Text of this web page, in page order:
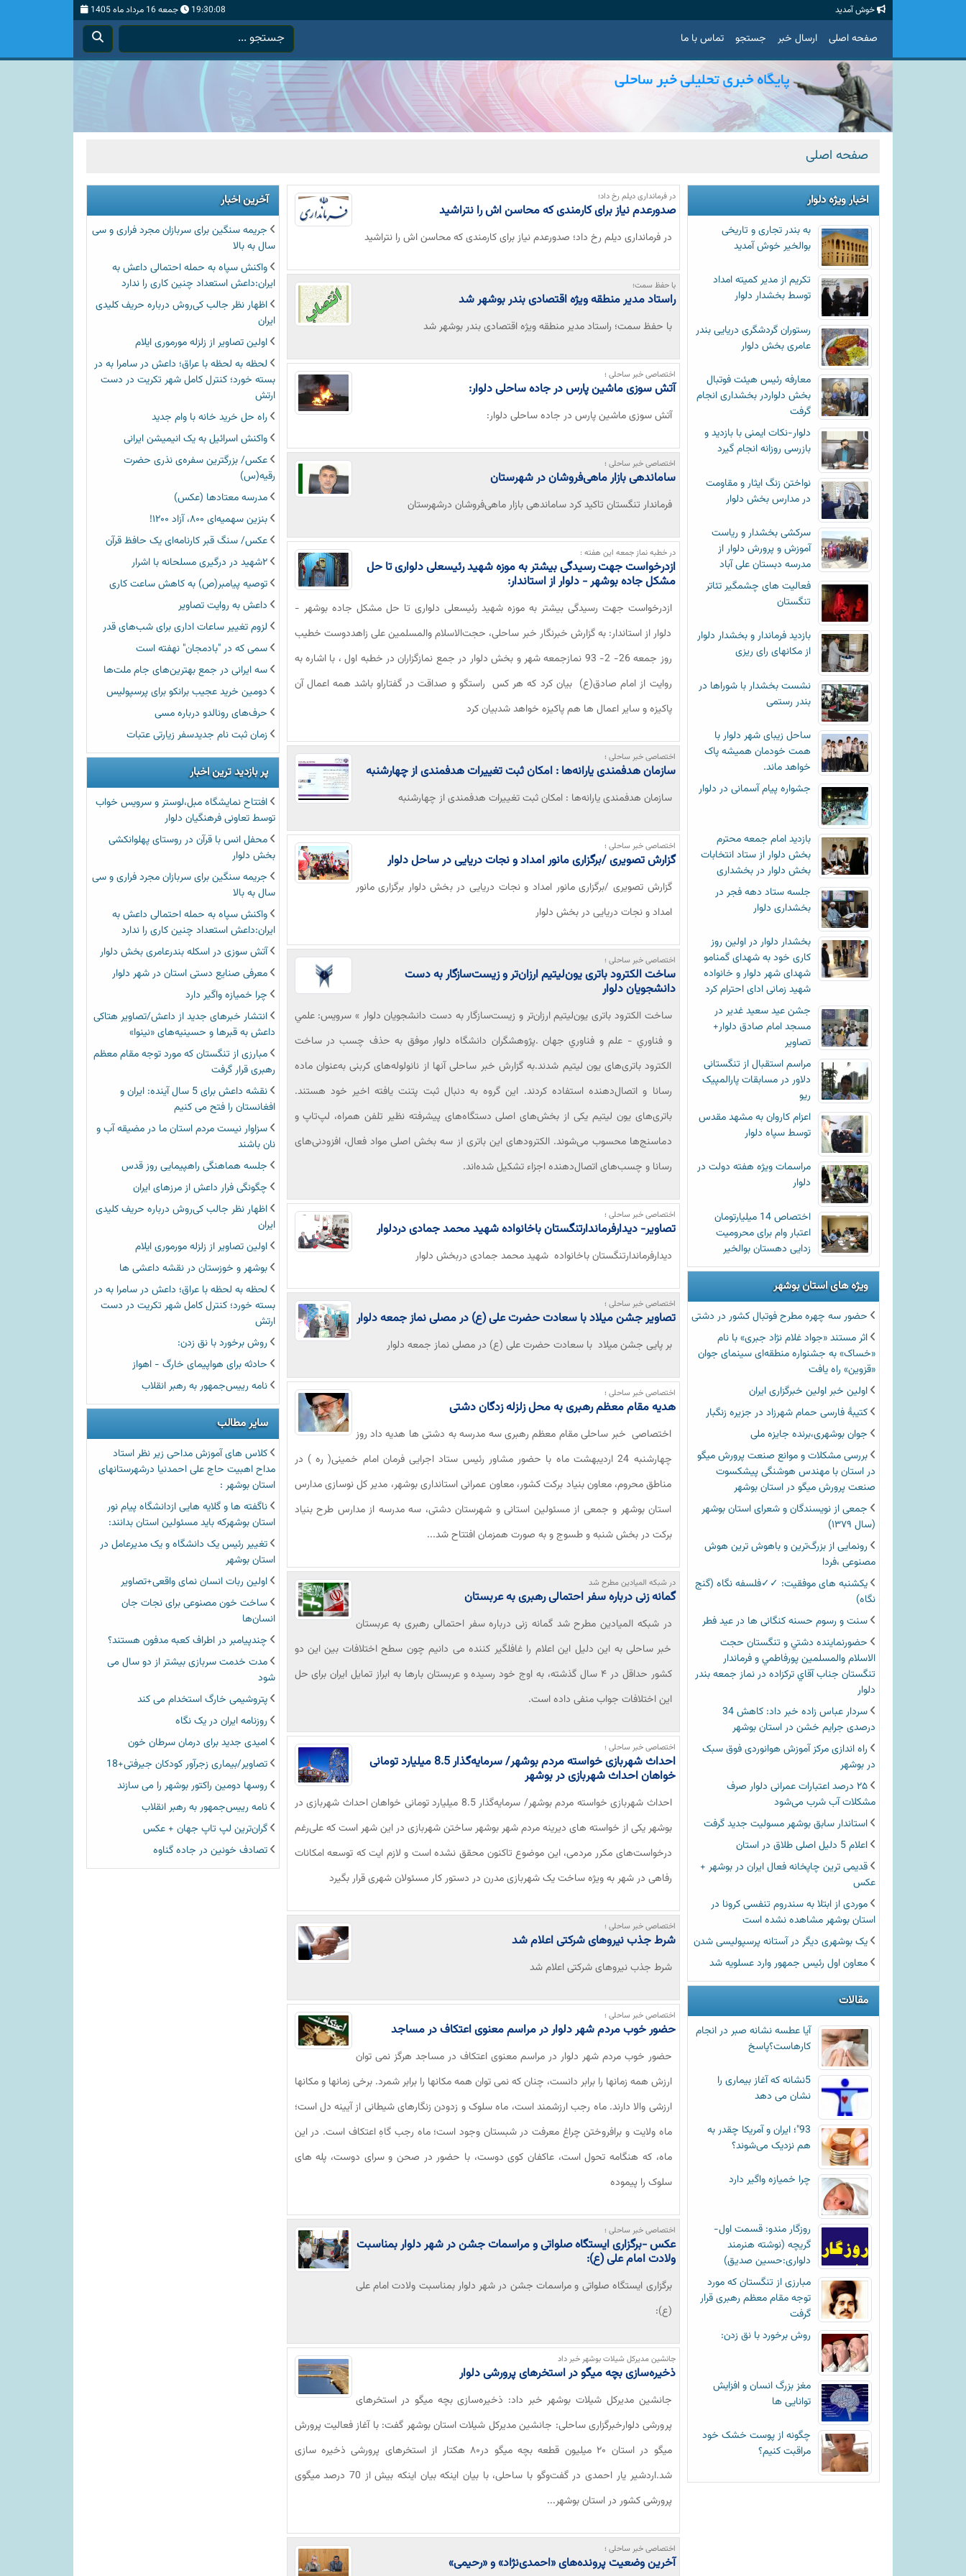
خوش آمدید 19:30:09 جمعه 16 مرداد ماه 1405
صفحه اصلی ارسال خبر جستجو تماس با ما
صفحه اصلی
در فرمانداری دیلم رخ داد؛
صدورعدم نیاز برای کارمندی که محاسن اش را نتراشید
در فرمانداری دیلم رخ داد؛ صدورعدم نیاز برای کارمندی که محاسن اش را نتراشید
با حفظ سمت؛
راستاد مدیر منطقه ویژه اقتصادی بندر بوشهر شد
با حفظ سمت؛ راستاد مدیر منطقه ویژه اقتصادی بندر بوشهر شد
اختصاصی خبر ساحلی ؛
آتش سوزی ماشین پارس در جاده ساحلی دلوار:
آتش سوزی ماشین پارس در جاده ساحلی دلوار:
اختصاصی خبر ساحلی ؛
ساماندهی بازار ماهی‌فروشان در شهرستان
فرماندار تنگستان تاکید کرد ساماندهی بازار ماهی‌فروشان درشهرستان
در خطبه نماز جمعه این هفته :
ازدرخواست جهت رسیدگی بیشتر به موزه شهید رئیسعلی دلواری تا حل
مشکل جاده بوشهر - دلوار از استاندار:
ازدرخواست جهت رسیدگی بیشتر به موزه شهید رئیسعلی دلواری تا حل مشکل جاده بوشهر -
دلوار از استاندار: به گزارش خبرنگار خبر ساحلی، حجت‌الاسلام والمسلمین علی زاهددوست خطیب
روز جمعه 26- 2- 93 نمازجمعه شهر و بخش دلوار در جمع نمازگزاران در خطبه اول ، با اشاره به
روایت از امام صادق(ع) بیان کرد که هر کس راستگو و صداقت در گفتاراو باشد همه اعمال آن
پاکیزه و سایر اعمال ها هم پاکیزه خواهد شدبیان کرد
اختصاصی خبر ساحلی ؛
سازمان هدفمندی‌ یارانه‌ها : امکان ثبت تغییرات هدفمندی از چهارشنبه
سازمان هدفمندی‌ یارانه‌ها : امکان ثبت تغییرات هدفمندی از چهارشنبه
اختصاصی خبر ساحلی ؛
گزارش تصویری /برگزاری مانور امداد و نجات دریایی در ساحل دلوار
گزارش تصویری /برگزاری مانور امداد و نجات دریایی در بخش دلوار برگزاری مانور
امداد و نجات دریایی در بخش دلوار
اختصاصی خبر ساحلی ؛
ساخت الکترود باتری یون‌لیتیم ارزان‌تر و زیست‌سازگار به دست
دانشجویان دلوار
ساخت الکترود باتری یون‌لیتیم ارزان‌تر و زیست‌سازگار به دست دانشجویان دلوار » سرویس: علمي
و فناوري - علم و فناوري جهان .پژوهشگران دانشگاه دلوار موفق به حذف چسب در ساخت
الکترود باتری‌های یون لیتیم شدند.به گزارش خبر ساحلی آنها از نانولوله‌های کربنی به‌عنوان ماده
رسانا و اتصال‌دهنده استفاده کردند. این گروه به دنبال ثبت پتنت یافته اخیر خود هستند.
باتری‌های یون لیتیم یکی از بخش‌های اصلی دستگاه‌های پیشرفته نظیر تلفن همراه، لپ‌تاپ‌ و
دماسنج‌ها محسوب می‌شوند. الکترودهای این باتری از سه بخش اصلی مواد فعال، افزودنی‌های
رسانا و چسب‌های اتصال‌دهنده اجزاء تشکیل شده‌اند.
اختصاصی خبر ساحلی ؛
تصاویر- دیدارفرماندارتنگستان باخانواده شهید محمد جمادی دردلوار
دیدارفرماندارتنگستان باخانواده شهید محمد جمادی دربخش دلوار
اختصاصی خبر ساحلی ؛
تصاویر جشن میلاد با سعادت حضرت علی (ع) در مصلی نماز جمعه دلوار
بر پایی جشن میلاد با سعادت حضرت علی (ع) در مصلی نماز جمعه دلوار
اختصاصی خبر ساحلی ؛
هدیه مقام معظم رهبری به محل زلزله زدگان دشتی
اختصاصی خبر ساحلی مقام معظم رهبری سه مدرسه به دشتی ها هدیه داد روز
چهارشنبه 24 اردیبهشت ماه با حضور مشاور رئیس ستاد اجرایی فرمان امام خمینی( ره ) در
مناطق محروم، معاون بنیاد برکت کشور، معاون عمرانی استانداری بوشهر، مدیر کل نوسازی مدارس
استان بوشهر و جمعی از مسئولین استانی و شهرستان دشتی، سه مدرسه از مدارس طرح بنیاد
برکت در بخش شنبه و طسوج و به صورت همزمان افتتاح شد...
در شبکه المیادین مطرح شد
گمانه زنی درباره سفر احتمالی رهبری به عربستان
در شبکه المیادین مطرح شد گمانه زنی درباره سفر احتمالی رهبری به عربستان
خبر ساحلی به این دلیل این اعلام را غافلگیر کننده می دانیم چون سطح اختلافات بین این دو
کشور حداقل در ۴ سال گذشته، به اوج خود رسیده و عربستان بارها به ابراز تمایل ایران برای حل
این اختلافات جواب منفی داده است.
اختصاصی خبر ساحلی ؛
احداث شهربازی خواسته مردم بوشهر/ سرمایه‌گذار 8.5 میلیارد تومانی
خواهان احداث شهربازی در بوشهر
احداث شهربازی خواسته مردم بوشهر/ سرمایه‌گذار 8.5 میلیارد تومانی خواهان احداث شهربازی در
بوشهر یکی از خواسته های دیرینه مردم شهر بوشهر ساختن شهربازی در این شهر است که علی‌رغم
درخواست‌های مکرر مردمی، این موضوع تاکنون محقق نشده است و لازم ایت که توسعه امکانات
رفاهی در شهر به ویژه ساخت یک شهربازی مدرن در دستور کار مسئولان شهری قرار بگیرد
اختصاصی خبر ساحلی ؛
شرط جذب نیروهای شرکتی‌ اعلام شد
شرط جذب نیروهای شرکتی‌ اعلام شد
اختصاصی خبر ساحلی ؛
حضور خوب مردم شهر دلوار در مراسم معنوی اعتکاف در مساجد
حضور خوب مردم شهر دلوار در مراسم معنوی اعتکاف در مساجد هرگز نمی توان
ارزش همه زمانها را برابر دانست، چنان که نمی توان همه مکانها را برابر شمرد. برخی زمانها و مکانها
ارزشی والا دارند. ماه رجب ارزشمند است، ماه سلوک و زدودن زنگارهای شیطانی از آیینه دل است؛
ماه ولایت و برافروختن چراغ معرفت در شبستان وجود است؛ ماه رجب گاهِ اعتکاف است. در این
ماه، که هنگامه تحول است، عاکفان کوی دوست، با حضور در صحن و سرای دوست، پله های
سلوک را پیموده
اختصاصی خبر ساحلی ؛
عکس -برگزاری ایستگاه صلواتی و مراسمات جشن در شهر دلوار بمناسبت
ولادت امام علی (ع):
برگزاری ایستگاه صلواتی و مراسمات جشن در شهر دلوار بمناسبت ولادت امام علی
(ع):
جانشین مدیرکل شیلات بوشهر خبر داد
ذخیره‌سازی بچه میگو در استخرهای پرورشی دلوار
جانشین مدیرکل شیلات بوشهر خبر داد: ذخیره‌سازی بچه میگو در استخرهای
پرورشی دلوارخبرگزاری ساحلی: جانشین مدیرکل شیلات استان بوشهر گفت: با آغاز فعالیت پرورش
میگو در استان ‌۲۰ میلیون قطعه بچه میگو در۸۰ هکتار از استخرهای پرورشی ذخیره سازی
شد.اردشیر یار احمدی در گفت‌و‌گو با ساحلی،‌ با بیان اینکه بیان اینکه بیش از 70 درصد میگوی
پرورشی کشور در استان بوشهر...
اختصاصی خبر ساحلی ؛
آخرین وضعیت پرونده‌های «احمدی‌نژاد» و «رحیمی»
اخبار ویژه دلوار
به بندر تجاری و تاریخی
بوالخیر خوش آمدید
تکریم از مدیر کمیته امداد
توسط بخشدار دلوار
رستوران گردشگری دریایی بندر
عامری بخش دلوار
معارفه رئیس هیئت فوتبال
بخش دلواردر بخشداری انجام
گرفت
دلوار-نکات ایمنی با بازدید و
بازرسی روزانه انجام گیرد
نواختن زنگ ایثار و مقاومت
در مدارس بخش دلوار
سرکشی بخشدار و ریاست
آموزش و پرورش دلوار از
مدرسه دبستان علی آباد
فعالیت های چشمگیر تئاتر
تنگستان
بازدید فرماندار و بخشدار دلوار
از مکانهای رای ریزی
نشست بخشدار با شوراها در
بندر رستمی
ساحل زیبای شهر دلوار با
همت خودمان همیشه پاک
خواهد ماند.
جشواره پیام آسمانی در دلوار
بازدید امام جمعه محترم
بخش دلوار از ستاد انتخابات
بخش دلوار در بخشداری
جلسه ستاد دهه فجر در
بخشداری دلوار
بخشدار دلوار در اولین روز
کاری خود به شهدای گمنامو
شهدای شهر دلوار و خانواده
شهید زمانی ادای احترام کرد
جشن عید سعید غدیر در
مسجد امام صادق دلوار+
تصاویر
مراسم استقبال از تنگستانی
دلاور در مسابقات پارالمپیک
ریو
اعزام کاروان به مشهد مقدس
توسط سپاه دلوار
مراسمات ویژه هفته دولت در
دلوار
اختصاص 14 میلیارتومان
اعتبار وام برای محرومیت
زدایی دهستان بوالخیر
ویژه های استان بوشهر
حضور سه چهره مطرح فوتبال کشور در دشتی
اثر مستند «جواد غلام نژاد جبری» با نام
«خساک» به جشنواره منطقه‌ای سینمای جوان
«قزوین» راه یافت
اولین خبر اولین خبرگزاری ایران‏
کتیبۀ فارسی حمام شهرزاد در جزیره زنگبار
جوان بوشهری،برنده جایزه ملی
بررسی مشکلات و موانع صنعت پرورش میگو
در استان با مهندس هوشنگی پیشکسوت
صنعت پرورش میگو در استان بوشهر
جمعی از نویسندگان و شعرای استان بوشهر
(سال ۱۳۷۹)
رونمایی از بزرگ‌ترین و باهوش ترین هوش
مصنوعی ،فردا
یکشنبه های موفقیت: ✓✓فلسفه نگاه (گنج
نگاه)
سنت و رسوم حسنه کنگانی ها در عید فطر
حضورنماينده دشتي و تنگستان حجت
الاسلام والمسلمين پورفاطمي و فرماندار
تنگستان جناب آقاي تركزاده در نماز جمعه بندر
دلوار
سردار عباس زاده خبر داد: کاهش 34
درصدی جرایم خشن در استان بوشهر
راه اندازی مرکز آموزش هوانوردی فوق سبک
در بوشهر
۲۵ درصد اعتبارات عمرانی دلوار صرف
مشکلات آب شرب می‌شود
استاندار سابق بوشهر مسولیت جدید گرفت
اعلام 5 دلیل اصلی طلاق در استان
قدیمی ترین چاپخانه فعال ایران در بوشهر +
عکس
موردی از ابتلا به سندروم تنفسی کرونا در
استان بوشهر مشاهده نشده است
یک بوشهری دیگر در آستانه پرسپولیسی شدن
معاون اول رئیس جمهور وارد عسلویه شد
مقالات
آیا عطسه‌ نشانه صبر در انجام
کارهاست؟پاسخ
5نشانه که آغاز بیماری را
نشان می دهد
93"؛ ایران و آمریکا چقدر به
هم نزدیک می‌شوند؟
چرا خمیازه واگیر دارد
روزگار مندو: قسمت اول-
گریچه (نوشته هنرمند
دلواری:حسین صدیق)
مبارزی از تنگستان که مورد
توجه مقام معظم رهبری قرار
گرفت
روش برخورد با نق زدن:
مغز بزرگ انسان و افزایش
توانایی ها
چگونه از پوست خشک خود
مراقبت کنیم؟
آخرین اخبار
جریمه سنگین برای سربازان مجرد فراری و سی
سال به بالا
واکنش سپاه به حمله احتمالی داعش به
ایران:داعش استعداد چنین کاری را ندارد
اظهار نظر جالب کی‌روش درباره حریف کلیدی
ایران
اولین تصاویر از زلزله مورموری ایلام
لحظه به لحظه با عراق؛ داعش در سامرا به در
بسته خورد؛ کنترل کامل شهر تکریت در دست
ارتش
راه حل خرید خانه با وام جدید
واکنش اسرائیل به یک انیمیشن ایرانی
عکس/ بزرگترین سفره‌ی نذری حضرت
رقیه(س)
مدرسه معتادها (عکس)
بنزین سهمیه‌ای ۸۰۰، آزاد ۱۲۰۰!
عکس/ سنگ قبر کارنامه‌ای یک حافظ قرآن
۲شهید در درگیری مسلحانه با اشرار
توصیه پیامبر(ص) به کاهش ساعت کاری
داعش به روایت تصاویر
لزوم تغییر ساعات اداری برای شب‌های قدر
سمی که در "بادمجان" نهفته است
سه ایرانی در جمع بهترین‌‌های جام ملت‌ها
دومین خرید عجیب برانکو برای پرسپولیس
حرف‌های رونالدو درباره مسی
زمان ثبت نام جديدسفر زیارتی عتبات
پر بازدید ترین اخبار
افتتاح نمایشگاه مبل،لوستر و سرویس خواب
توسط تعاونی فرهنگیان دلوار
محفل انس با قرآن در روستای پهلوانکشی
بخش دلوار
جریمه سنگین برای سربازان مجرد فراری و سی
سال به بالا
واکنش سپاه به حمله احتمالی داعش به
ایران:داعش استعداد چنین کاری را ندارد
آتش سوزی در اسکله بندرعامری بخش دلوار
معرفی صنایع دستی استان در شهر دلوار
چرا خمیازه واگیر دارد
انتشار خبرهای جدید از داعش/تصاویر هتاکی
داعش به قبرها و حسینیه‌های «نینوا»
مبارزی از تنگستان که مورد توجه مقام معظم
رهبری قرار گرفت
نقشه داعش برای 5 سال آینده: ایران و
افغانستان را فتح می کنیم
سزاوار نیست مردم استان ما در مضیقه آب و
نان باشند
جلسه هماهنگی راهپیمایی روز قدس
چگونگی فرار داعش از مرزهای ایران
اظهار نظر جالب کی‌روش درباره حریف کلیدی
ایران
اولین تصاویر از زلزله مورموری ایلام
بوشهر و خوزستان در نقشه داعشی ها
لحظه به لحظه با عراق؛ داعش در سامرا به در
بسته خورد؛ کنترل کامل شهر تکریت در دست
ارتش
روش برخورد با نق زدن:
حادثه برای هواپیمای خارگ - اهواز
نامه رییس‌جمهور به رهبر انقلاب
سایر مطالب
کلاس های آموزش مداحی زیر نظر استاد
مداح اهبیت حاج علی احمدنیا درشهرستانهای
استان بوشهر :
ناگفته ها و گلایه هایی ازدانشگاه پیام نور
استان بوشهرکه باید مسئولین استان بدانند:
تغییر رئیس یک دانشگاه و یک مدیرعامل در
استان بوشهر
اولین ربات انسان نمای واقعی+تصاویر
ساخت خون مصنوعی برای نجات جان
انسان‌ها
چندپیامبر در اطراف کعبه مدفون هستند؟
مدت خدمت سربازی بیشتر از دو سال می
شود
پتروشیمی خارگ استخدام می کند
روزنامه ایران در یک نگاه
امیدی جدید برای درمان سرطان خون
تصاویر/بیماری زجرآور کودکان جیرفتی+18
روسها دومین راکتور بوشهر را می سازند
نامه رییس‌جمهور به رهبر انقلاب
گران‌ترین لپ تاپ جهان + عکس
تصادف خونین در جاده گناوه